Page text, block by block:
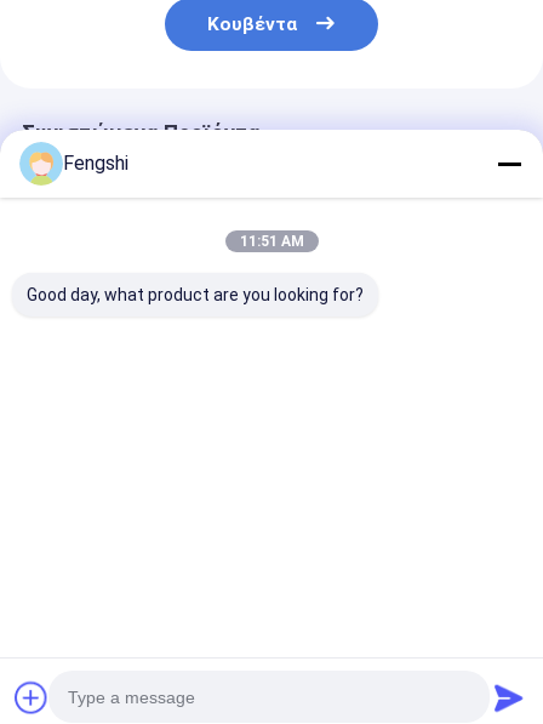
Κουβέντα
Συνιστώμενα Προϊόντα
Fengshi
11:51 AM
Good day, what product are you looking for?